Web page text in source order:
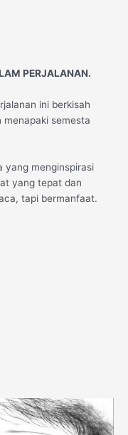
PERJALANAN.
ini berkisah
semesta
yang menginspirasi
yang tepat dan
tapi bermanfaat.